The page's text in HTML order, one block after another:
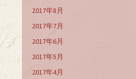
2017年8月
2017年7月
2017年6月
2017年5月
2017年4月